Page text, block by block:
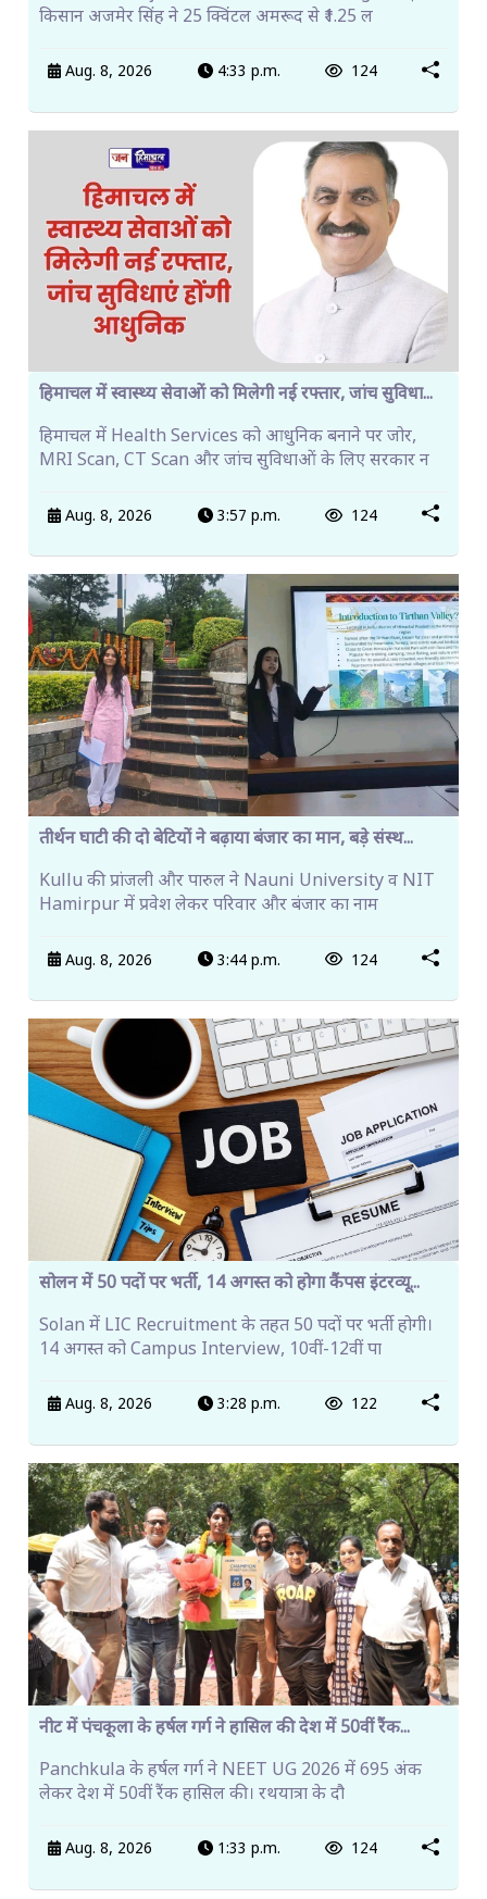
किसान अजमेर सिंह ने 25 क्विंटल अमरूद से ₹1.25 ल
Aug. 8, 2026 4:33 p.m. 124
हिमाचल में स्वास्थ्य सेवाओं को मिलेगी नई रफ्तार, जांच सुविधा...
हिमाचल में Health Services को आधुनिक बनाने पर जोर,
MRI Scan, CT Scan और जांच सुविधाओं के लिए सरकार न
Aug. 8, 2026 3:57 p.m. 124
तीर्थन घाटी की दो बेटियों ने बढ़ाया बंजार का मान, बड़े संस्थ...
Kullu की प्रांजली और पारुल ने Nauni University व NIT
Hamirpur में प्रवेश लेकर परिवार और बंजार का नाम
Aug. 8, 2026 3:44 p.m. 124
सोलन में 50 पदों पर भर्ती, 14 अगस्त को होगा कैंपस इंटरव्यू...
Solan में LIC Recruitment के तहत 50 पदों पर भर्ती होगी।
14 अगस्त को Campus Interview, 10वीं-12वीं पा
Aug. 8, 2026 3:28 p.m. 122
नीट में पंचकूला के हर्षल गर्ग ने हासिल की देश में 50वीं रैंक...
Panchkula के हर्षल गर्ग ने NEET UG 2026 में 695 अंक
लेकर देश में 50वीं रैंक हासिल की। रथयात्रा के दौ
Aug. 8, 2026 1:33 p.m. 124